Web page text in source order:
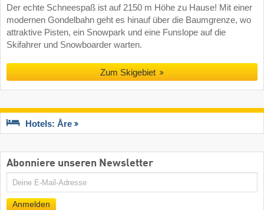
Der echte Schneespaß ist auf 2150 m Höhe zu Hause! Mit einer
modernen Gondelbahn geht es hinauf über die Baumgrenze, wo
attraktive Pisten, ein Snowpark und eine Funslope auf die
Skifahrer und Snowboarder warten.
Zum Skigebiet
Hotels: Åre
Abonniere unseren Newsletter
E-
Anmelden